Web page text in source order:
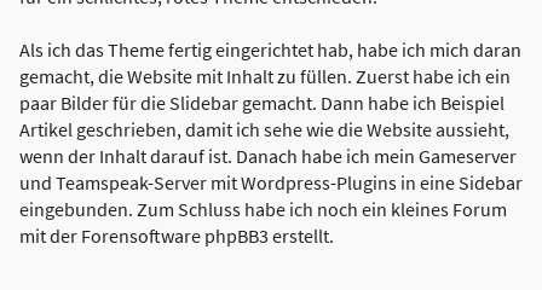
Als ich das Theme fertig eingerichtet hab, habe ich mich daran
gemacht, die Website mit Inhalt zu füllen. Zuerst habe ich ein
paar Bilder für die Slidebar gemacht. Dann habe ich Beispiel
Artikel geschrieben, damit ich sehe wie die Website aussieht,
wenn der Inhalt darauf ist. Danach habe ich mein Gameserver
und Teamspeak-Server mit Wordpress-Plugins in eine Sidebar
eingebunden. Zum Schluss habe ich noch ein kleines Forum
mit der Forensoftware phpBB3 erstellt.